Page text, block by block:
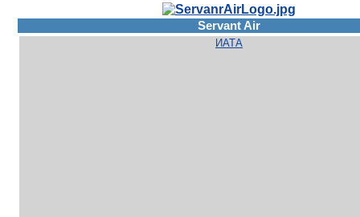
Servant Air
ИАТА